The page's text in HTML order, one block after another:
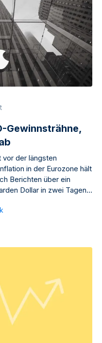
Gewinnsträhne,
der längsten
in der Eurozone hält
Berichten über ein
Dollar in zwei Tagen.